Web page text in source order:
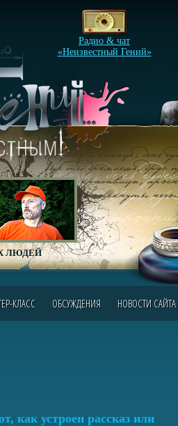
ЛЮДЕЙ
Радио & чат
«Неизвестный Гений»
КЛАСС ОБСУЖДЕНИЯ НОВОСТИ САЙТА
как устроен рассказ или